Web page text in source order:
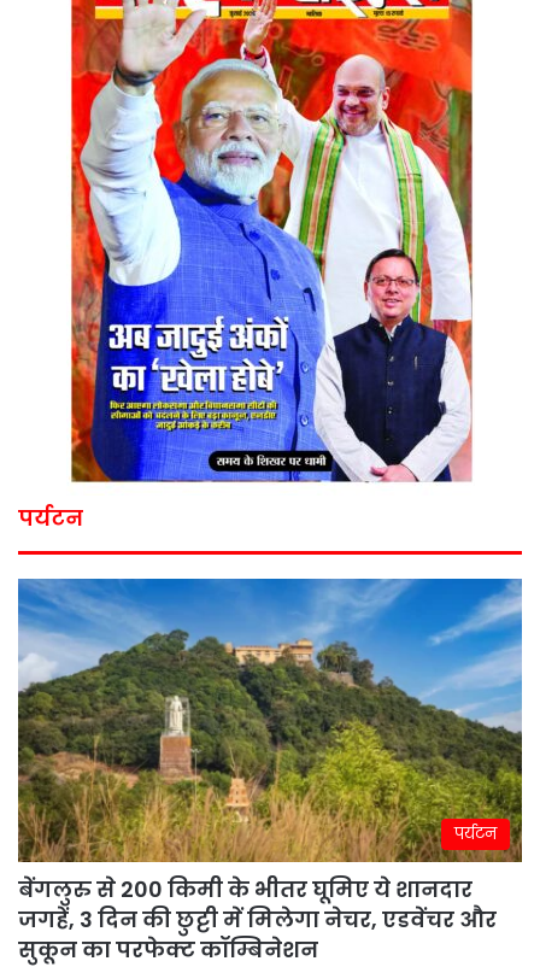
पर्यटन
पर्यटन
बेंगलुरु से 200 किमी के भीतर घूमिए ये शानदार
जगहें, 3 दिन की छुट्टी में मिलेगा नेचर, एडवेंचर और
सुकून का परफेक्ट कॉम्बिनेशन